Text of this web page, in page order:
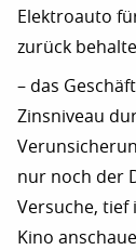
Elektroauto
zurück
– das
Zinsniveau
nur noch der
Versuche, tief
Kino